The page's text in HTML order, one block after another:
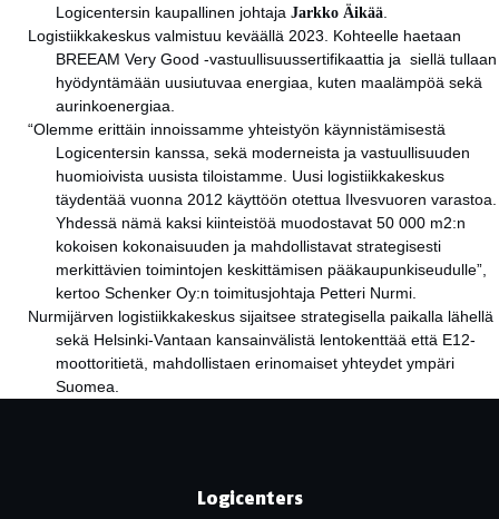
Logicentersin kaupallinen johtajaJarkko Äikää
Logistiikkakeskus valmistuu keväällä 2023. Kohteelle haetaan
BREEAM Very Good -vastuullisuussertifikaattia ja siellä tullaan
hyödyntämään uusiutuvaa energiaa, kuten maalämpöä sekä
aurinkoenergiaa.
“Olemme erittäin innoissamme yhteistyön käynnistämisestä
Logicentersin kanssa, sekä moderneista ja vastuullisuuden
huomioivista uusista tiloistamme. Uusi logistiikkakeskus
täydentää vuonna 2012 käyttöön otettua Ilvesvuoren varastoa.
Yhdessä nämä kaksi kiinteistöä muodostavat 50 000 m2:n
kokoisen kokonaisuuden ja mahdollistavat strategisesti
merkittävien toimintojen keskittämisen pääkaupunkiseudulle”,
kertoo Schenker Oy:n toimitusjohtaja Petteri Nurmi.
Nurmijärven logistiikkakeskus sijaitsee strategisella paikalla lähellä
sekä Helsinki-Vantaan kansainvälistä lentokenttää että E12-
moottoritietä, mahdollistaen erinomaiset yhteydet ympäri
Suomea.
Logicenters